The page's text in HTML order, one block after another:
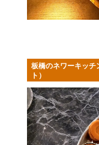
板橋のネワーキッチ
ト）